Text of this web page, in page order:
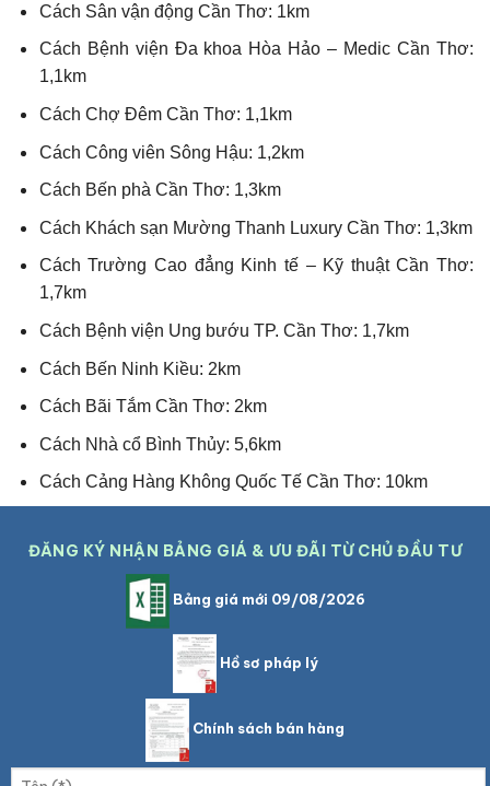
Cách Sân vận động Cần Thơ: 1km
Cách Bệnh viện Đa khoa Hòa Hảo – Medic Cần Thơ:
1,1km
Cách Chợ Đêm Cần Thơ: 1,1km
Cách Công viên Sông Hậu: 1,2km
Cách Bến phà Cần Thơ: 1,3km
Cách Khách sạn Mường Thanh Luxury Cần Thơ: 1,3km
Cách Trường Cao đẳng Kinh tế – Kỹ thuật Cần Thơ:
1,7km
Cách Bệnh viện Ung bướu TP. Cần Thơ: 1,7km
Cách Bến Ninh Kiều: 2km
Cách Bãi Tắm Cần Thơ: 2km
Cách Nhà cổ Bình Thủy: 5,6km
Cách Cảng Hàng Không Quốc Tế Cần Thơ: 10km
ĐĂNG KÝ NHẬN BẢNG GIÁ & ƯU ĐÃI TỪ CHỦ ĐẦU TƯ
Bảng giá mới 09/08/2026
Hồ sơ pháp lý
Chính sách bán hàng